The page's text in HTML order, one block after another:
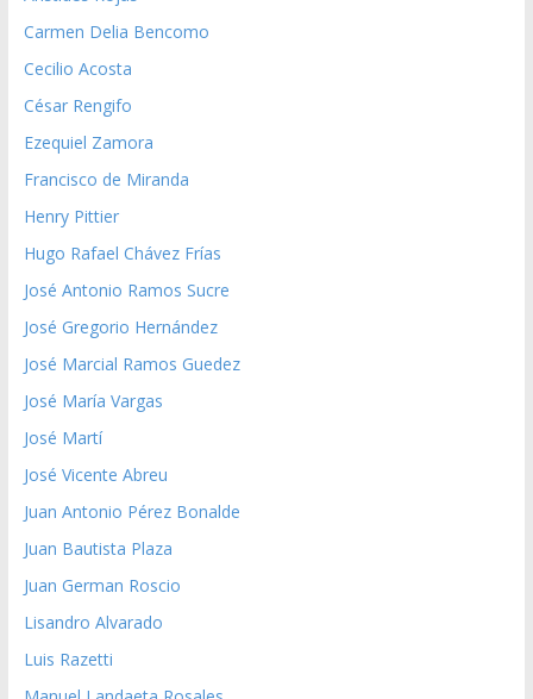
Carmen Delia Bencomo
Cecilio Acosta
César Rengifo
Ezequiel Zamora
Francisco de Miranda
Henry Pittier
Hugo Rafael Chávez Frías
José Antonio Ramos Sucre
José Gregorio Hernández
José Marcial Ramos Guedez
José María Vargas
José Martí
José Vicente Abreu
Juan Antonio Pérez Bonalde
Juan Bautista Plaza
Juan German Roscio
Lisandro Alvarado
Luis Razetti